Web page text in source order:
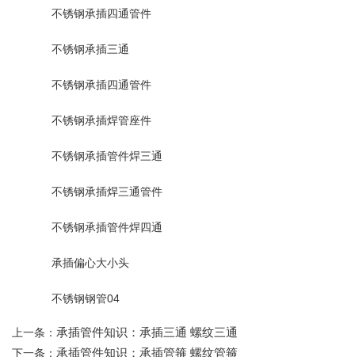
不锈钢承插四通管件
不锈钢承插三通
不锈钢承插四通管件
不锈钢承插焊管座件
不锈钢承插管件焊三通
不锈钢承插焊三通管件
不锈钢承插管件焊四通
承插偏心大小头
不锈钢钢管04
上一条： 承插管件知识：承插三通 螺纹三通
下一条： 承插管件知识：承插管箍 螺纹管箍